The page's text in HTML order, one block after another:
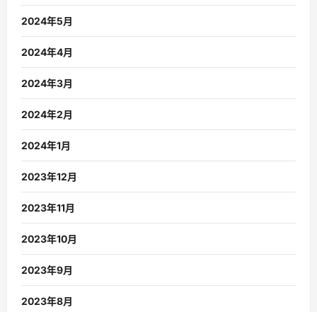
2024年5月
2024年4月
2024年3月
2024年2月
2024年1月
2023年12月
2023年11月
2023年10月
2023年9月
2023年8月